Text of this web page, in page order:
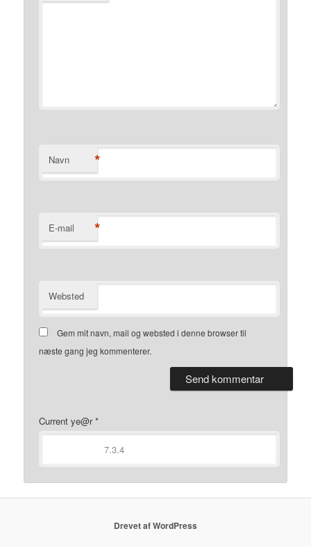
Navn *
E-mail *
Websted
Gem mit navn, mail og websted i denne browser til
næste gang jeg kommenterer.
Current ye@r*
Drevet af WordPress